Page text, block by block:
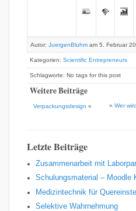
Autor: JuergenBluhm am 5. Februar
Kategorien: Scientific Entrepreneurs
Schlagworte: No tags for this post
Weitere Beiträge
Verpackungsdesign « » Wer
Letzte Beiträge
Zusammenarbeit mit
Schulungsmaterial – Moodle
Medizintechnik für
Selektive Wahrnehmung